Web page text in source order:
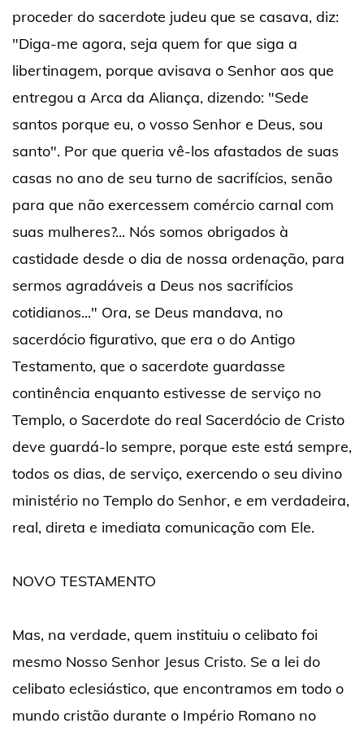
proceder do sacerdote judeu que se casava, diz:
"Diga-me agora, seja quem for que siga a
libertinagem, porque avisava o Senhor aos que
entregou a Arca da Aliança, dizendo: "Sede
santos porque eu, o vosso Senhor e Deus, sou
santo". Por que queria vê-los afastados de suas
casas no ano de seu turno de sacrifícios, senão
para que não exercessem comércio carnal com
suas mulheres?... Nós somos obrigados à
castidade desde o dia de nossa ordenação, para
sermos agradáveis a Deus nos sacrifícios
cotidianos..." Ora, se Deus mandava, no
sacerdócio figurativo, que era o do Antigo
Testamento, que o sacerdote guardasse
continência enquanto estivesse de serviço no
Templo, o Sacerdote do real Sacerdócio de Cristo
deve guardá-lo sempre, porque este está sempre,
todos os dias, de serviço, exercendo o seu divino
ministério no Templo do Senhor, e em verdadeira,
real, direta e imediata comunicação com Ele.
NOVO TESTAMENTO
Mas, na verdade, quem instituiu o celibato foi
mesmo Nosso Senhor Jesus Cristo. Se a lei do
celibato eclesiástico, que encontramos em todo o
mundo cristão durante o Império Romano no